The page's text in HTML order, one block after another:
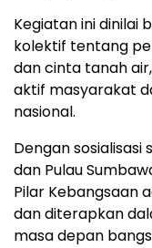
Kegiatan ini dinilai
kolektif tentang
dan cinta tanah
aktif masyarakat
nasional.
Dengan
dan Pulau
Pilar Kebangsaan
dan diterapkan
masa depan